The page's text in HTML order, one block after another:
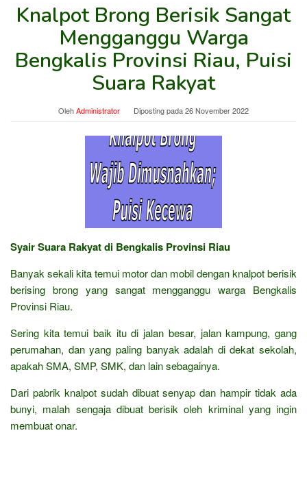
Knalpot Brong Berisik Sangat
Mengganggu Warga
Bengkalis Provinsi Riau, Puisi
Suara Rakyat
OlehAdministrator Diposting pada26 November 2022
Syair Suara Rakyat di Bengkalis Provinsi Riau
Banyak sekali kita temui motor dan mobil dengan knalpot berisik
berising brong yang sangat mengganggu warga Bengkalis
Provinsi Riau.
Sering kita temui baik itu di jalan besar, jalan kampung, gang
perumahan, dan yang paling banyak adalah di dekat sekolah,
apakah SMA, SMP, SMK, dan lain sebagainya.
Dari pabrik knalpot sudah dibuat senyap dan hampir tidak ada
bunyi, malah sengaja dibuat berisik oleh kriminal yang ingin
membuat onar.